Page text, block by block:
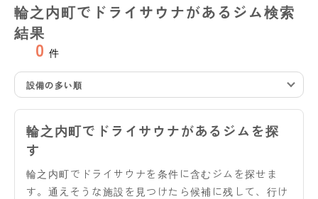
輪之内町でドライサウナがあるジム検索
結果
0 件
設備の多い順
輪之内町でドライサウナがあるジムを探
す
輪之内町でドライサウナを条件に含むジムを探せま
す。通えそうな施設を見つけたら候補に残して、行け